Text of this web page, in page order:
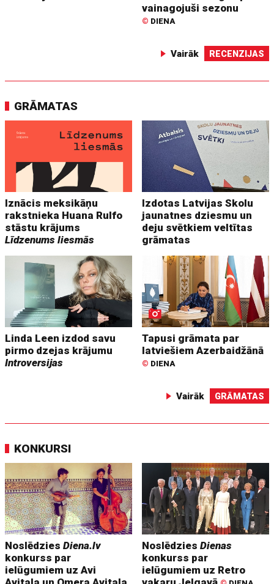
vainagojuši sezonu
© DIENA
Vairāk RECENZIJAS
GRĀMATAS
Iznācis meksikāņu
rakstnieka Huana Rulfo
stāstu krājums
Līdzenums liesmās
Izdotas Latvijas Skolu
jaunatnes dziesmu un
deju svētkiem veltītas
grāmatas
Linda Leen izdod savu
pirmo dzejas krājumu
Introversijas
Tapusi grāmata par
latviešiem Azerbaidžānā
© DIENA
Vairāk GRĀMATAS
KONKURSI
NoslēdziesDiena.lv
konkurss par
ielūgumiem uz Avi
NoslēdziesDienas
konkurss par
ielūgumiem uz Retro